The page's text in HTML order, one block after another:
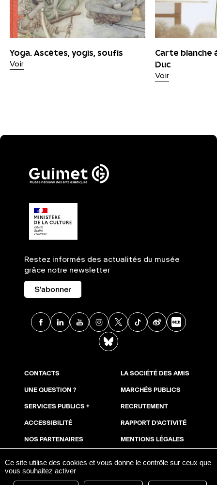
Yoga. Ascètes, yogis, soufis
Voir
Carte blanche
Duc
Voir
Restez informés des actualités du musée
grâce notre newsletter
S'abonner
Facebook
LinkedinYoutubeInstagram
X TikTokWeibo
CONTACTS
UNE QUESTION ?
SERVICES PUBLICS +
ACCESSIBILITÉ
NOS PARTENAIRES
ESPACE PRESSE
LA SOCIÉTÉ DES AMIS
MARCHÉS PUBLICS
RECRUTEMENT
RAPPORT D'ACTIVITÉ
MENTIONS LÉGALES
Ce site utilise des cookies et vous donne le contrôle sur ceux que
vous souhaitez activer